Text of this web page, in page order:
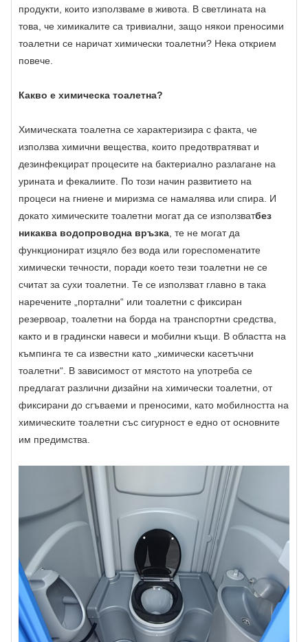
продукти, които използваме в живота. В светлината на
това, че химикалите са тривиални, защо някои преносими
тоалетни се наричат ​​химически тоалетни? Нека открием
повече.
Какво е химическа тоалетна?
Химическата тоалетна се характеризира с факта, че
използва химични вещества, които предотвратяват и
дезинфекцират процесите на бактериално разлагане на
урината и фекалиите. По този начин развитието на
процеси на гниене и миризма се намалява или спира. И
докато химическите тоалетни могат да се използватбез
никаква водопроводна връзка , те не могат да
функционират изцяло без вода или гореспоменатите
химически течности, поради което тези тоалетни не се
считат за сухи тоалетни. Те се използват главно в така
наречените „портални“ или тоалетни с фиксиран
резервоар, тоалетни на борда на транспортни средства,
както и в градински навеси и мобилни къщи. В областта на
къмпинга те са известни като „химически касетъчни
тоалетни“. В зависимост от мястото на употреба се
предлагат различни дизайни на химически тоалетни, от
фиксирани до сгъваеми и преносими, като мобилността на
химическите тоалетни със сигурност е едно от основните
им предимства.